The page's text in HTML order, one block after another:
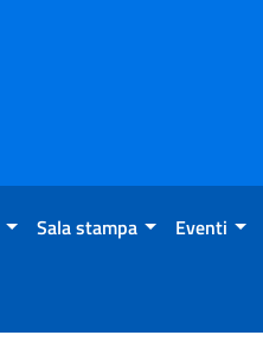
Sala stampa Eventi